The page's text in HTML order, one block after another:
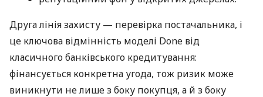
Друга лінія захисту — перевірка постачальника, і
це ключова відмінність моделі Done від
класичного банківського кредитування:
фінансується конкретна угода, тож ризик може
виникнути не лише з боку покупця, а й з боку